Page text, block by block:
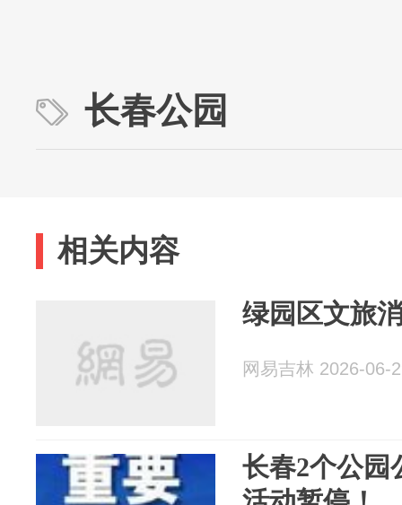
长春公园
相关内容
绿园区文旅
网易吉林 2026-06-
长春2个公园